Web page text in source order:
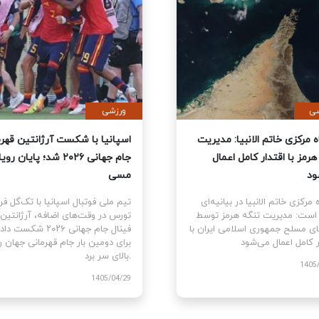
نمایندگان آمریکا قطعنامه
جنگ علیه ایران را تصویب کرد
نمایندگان ایالات متحده
قطعنامه اختیارات جنگی برای
توقف و پایان جنگ علیه ایران را با ۲۱۵
رای موافق در برابر ۲۰۸ رای مخالف
سیاسی
قرارگاه مرکزی خاتم الانبیا:
تنگه هرمز با اقتدار کامل اعمال
می‌شود
قرارگاه مرکزی خاتم الانبیا در
آورده است: مدیریت تنگه هرمز
نیروهای مسلح جمهوری اسلامی
اقتدار کامل اعمال می‌شود.